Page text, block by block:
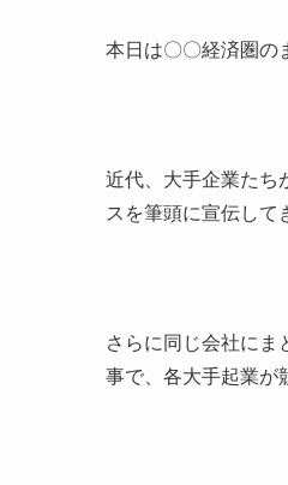
本日は〇〇経済圏の
近代、大手企業たち
スを筆頭に宣伝して
さらに同じ会社にま
事で、各大手起業が